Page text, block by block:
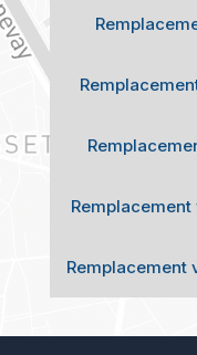
Remplacement